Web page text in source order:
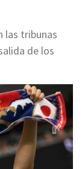
las tribunas
de los